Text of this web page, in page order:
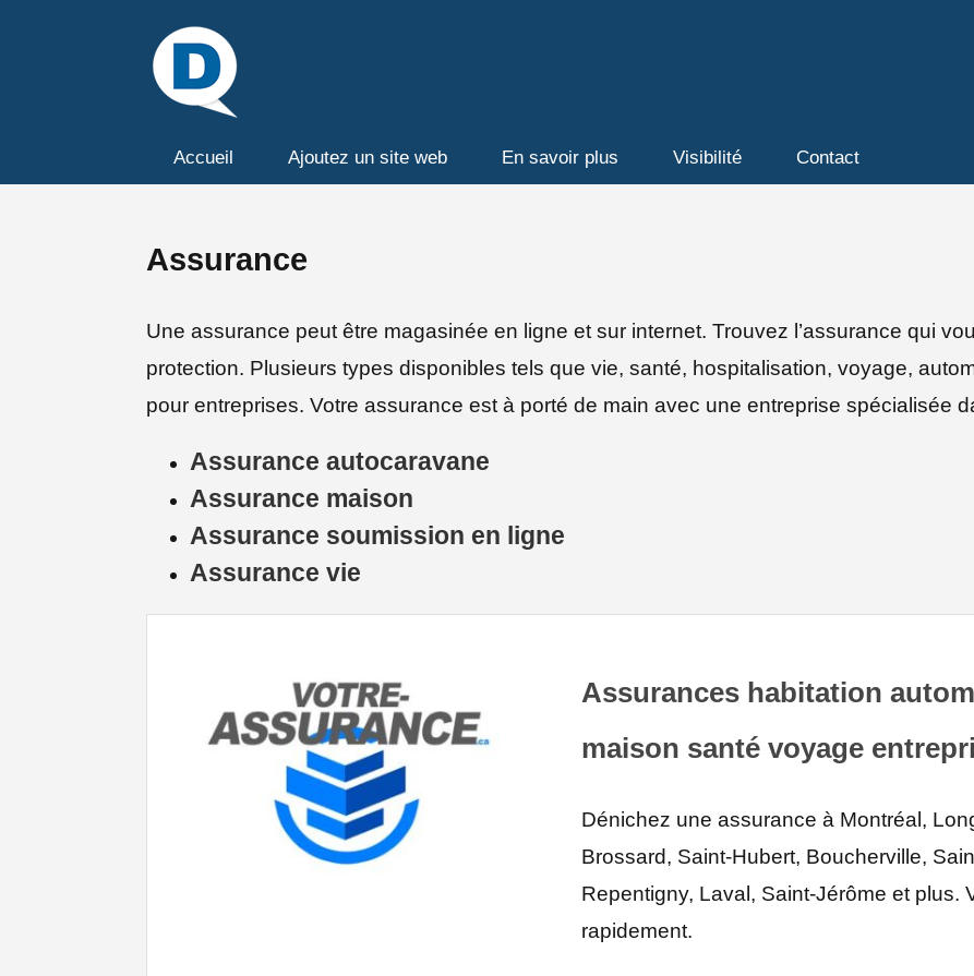
Accueil Ajoutez un site web En savoir plus Visibilité Contact
Assurance
Une assurance peut être magasinée en ligne et sur internet. Trouvez l’assurance qui
protection. Plusieurs types disponibles tels que vie, santé, hospitalisation, voyage,
pour entreprises. Votre assurance est à porté de main avec une entreprise spécialisée
Assurance autocaravane
Assurance maison
Assurance soumission en ligne
Assurance vie
Assurances habitation
maison santé voyage
Dénichez une assurance à Montréal,
Brossard, Saint-Hubert, Boucherville,
Repentigny, Laval, Saint-Jérôme et plus.
rapidement.